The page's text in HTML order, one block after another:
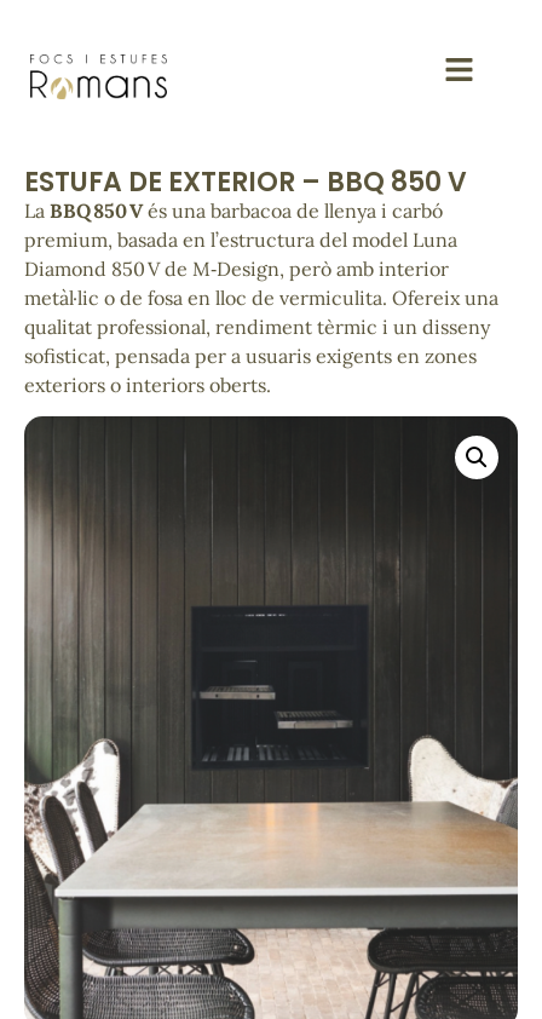
ESTUFA DE EXTERIOR – BBQ 850 V
La BBQ 850 Vés una barbacoa de llenya i carbó
premium, basada en l’estructura del model Luna
Diamond 850 V de M‑Design, però amb interior
metàl·lic o de fosa en lloc de vermiculita. Ofereix una
qualitat professional, rendiment tèrmic i un disseny
sofisticat, pensada per a usuaris exigents en zones
exteriors o interiors oberts.